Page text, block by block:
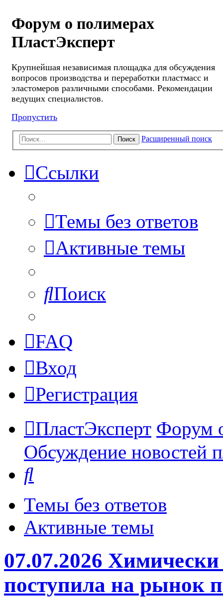
Форум о полимерах
ПластЭксперт
Крупнейшая независимая площадка для обсуждения
вопросов производства и переработки пластмасс и
эластомеров различными способами. Рекомендации
ведущих специалистов.
Пропустить
Поиск Расширенный поиск
Ссылки
Темы без ответов
Активные темы
Поиск
FAQ
Вход
Регистрация
ПластЭксперт Форум
Обсуждение новостей
Темы без ответов
Активные темы
07.07.2026
поступила на рынок